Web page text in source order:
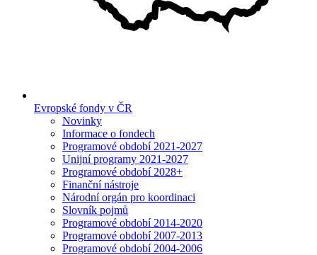
Evropské fondy v ČR
Novinky
Informace o fondech
Programové období 2021-2027
Unijní programy 2021-2027
Programové období 2028+
Finanční nástroje
Národní orgán pro koordinaci
Slovník pojmů
Programové období 2014-2020
Programové období 2007-2013
Programové období 2004-2006